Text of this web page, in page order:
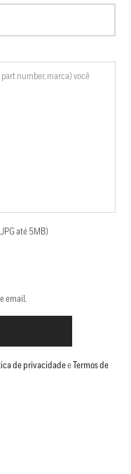
até 5MB)
email.
de privacidadee Termos de